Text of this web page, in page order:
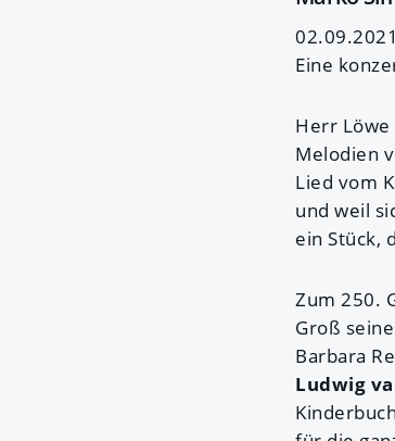
Eine
Herr Löwe
Melodien
Lied vom
und weil
ein Stück,
Zum 250.
Groß
Barbara
Ludwig